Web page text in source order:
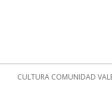
CULTURA COMUNIDAD